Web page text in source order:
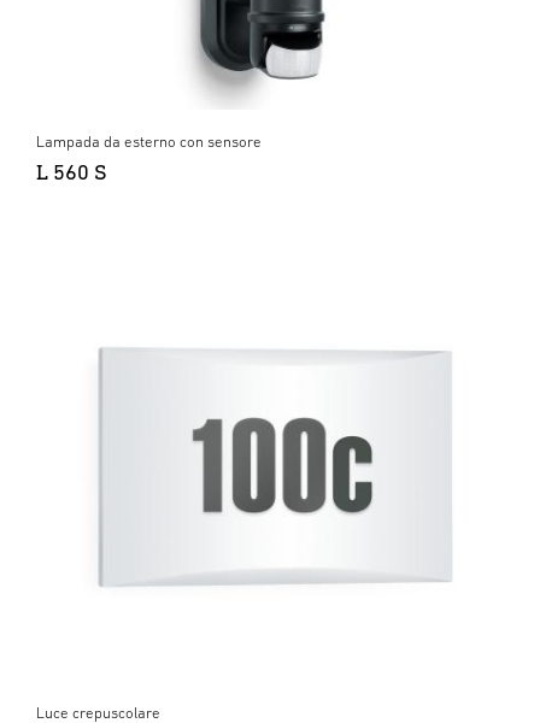
Lampada da esterno con sensore
L 560 S
Luce crepuscolare